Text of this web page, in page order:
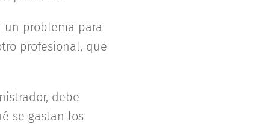
un problema para
profesional, que
debe
se gastan los